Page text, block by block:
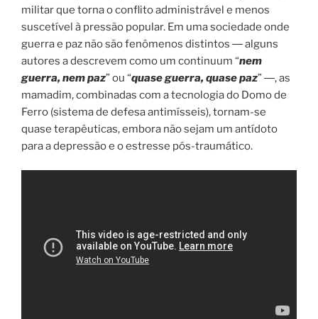
militar que torna o conflito administrável e menos
suscetível à pressão popular. Em uma sociedade onde
guerra e paz não são fenômenos distintos ― alguns
autores a descrevem como um continuum “nem
guerra, nem paz” ou “quase guerra, quase paz” ―, as
mamadim, combinadas com a tecnologia do Domo de
Ferro (sistema de defesa antimísseis), tornam-se
quase terapêuticas, embora não sejam um antídoto
para a depressão e o estresse pós-traumático.